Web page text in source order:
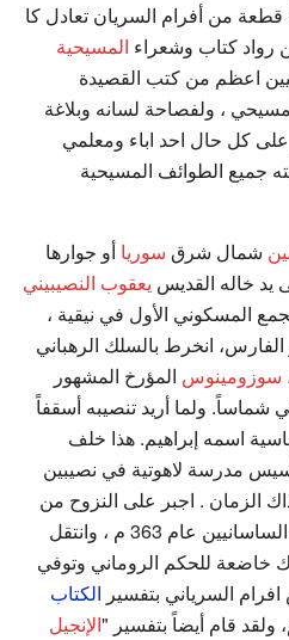
من أفرام السريان تعادل كا
رواد كتاب وشعراء المسيحية
اعظم من كتب القصيدة
، ولفصاحة لسانه وبلاغة
كل حال احد اباء ومعلمي
جميع الطوائف المسيحية
شمال شرق سوريا أو جوارها
يد خاله القديس يعقوب النصيبيني
المسكوني الأول في نيقية ،
أثناء الغزو الفارس، انخرط بالسلك الرهباني
سوزومينوس المؤرخ المشهور
شماساً. ولما أريد تنصيبه أسقفاً
اسمه إبراهيم. هذا خلف
مدرسة لاهوتية في نصيبين
الزمان . اجبر على النزوح من
مدينة نصيبين بعد سقوطها بيد الساسانيين عام 363 م ، وانتقل
خاضعة للحكم الروماني وتوفي
الكتاب
ولقد قام أيضاً بتفسير "الإنجيل